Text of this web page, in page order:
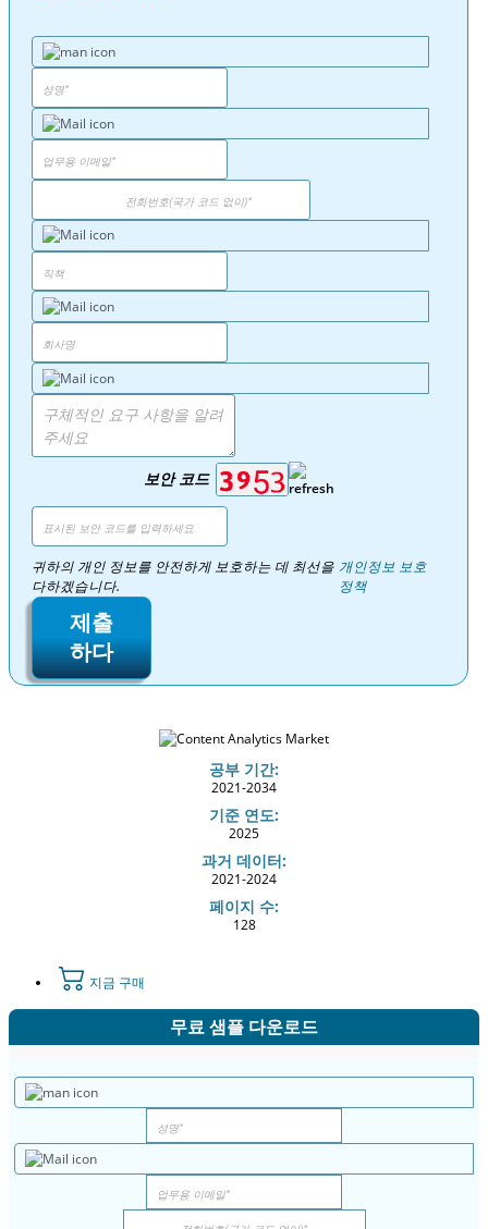
보안 코드
귀하의 개인 정보를 안전하게 보호하는 데 최선을
다하겠습니다.
개인정보 보호
정책
제출
하다
공부 기간:
2021-2034
기준 연도:
2025
과거 데이터:
2021-2024
페이지 수:
128
지금 구매
무료 샘플 다운로드